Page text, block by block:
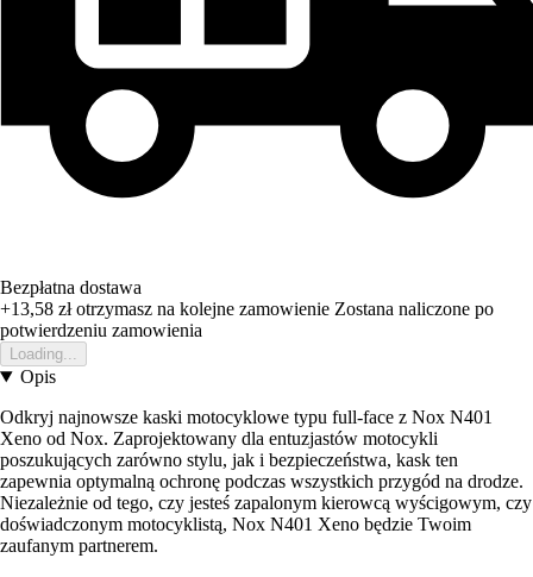
Bezpłatna dostawa
+13,58 złotrzymasz na kolejne zamowienie Zostana naliczone po
potwierdzeniu zamowienia
Loading...
Opis
Odkryj najnowsze kaski motocyklowe typu full-face z Nox N401
Xeno od Nox. Zaprojektowany dla entuzjastów motocykli
poszukujących zarówno stylu, jak i bezpieczeństwa, kask ten
zapewnia optymalną ochronę podczas wszystkich przygód na drodze.
Niezależnie od tego, czy jesteś zapalonym kierowcą wyścigowym, czy
doświadczonym motocyklistą, Nox N401 Xeno będzie Twoim
zaufanym partnerem.